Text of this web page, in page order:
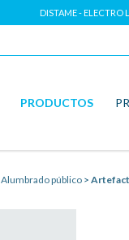
DISTAME - ELECTRO
PRODUCTOS
Alumbrado público >